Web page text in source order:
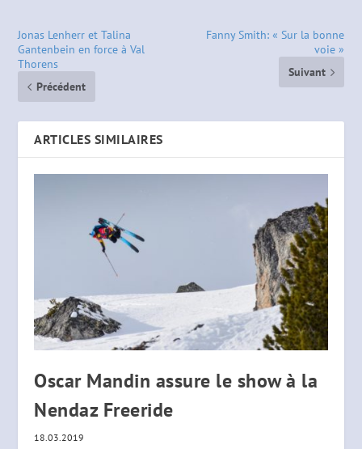
Jonas Lenherr et Talina
Gantenbein en force à Val
Thorens
Précédent
Fanny Smith: « Sur la bonne
voie »
Suivant
ARTICLES SIMILAIRES
Oscar Mandin assure le show à la
Nendaz Freeride
18.03.2019